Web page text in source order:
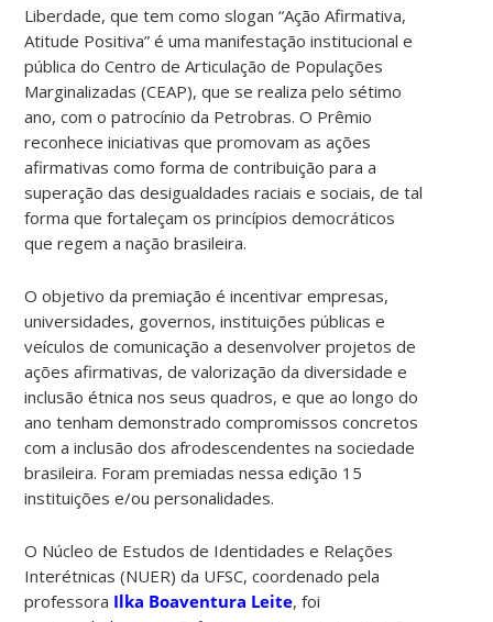
Liberdade, que tem como slogan “Ação Afirmativa,
Atitude Positiva” é uma manifestação institucional e
pública do Centro de Articulação de Populações
Marginalizadas (CEAP), que se realiza pelo sétimo
ano, com o patrocínio da Petrobras. O Prêmio
reconhece iniciativas que promovam as ações
afirmativas como forma de contribuição para a
superação das desigualdades raciais e sociais, de tal
forma que fortaleçam os princípios democráticos
que regem a nação brasileira.
O objetivo da premiação é incentivar empresas,
universidades, governos, instituições públicas e
veículos de comunicação a desenvolver projetos de
ações afirmativas, de valorização da diversidade e
inclusão étnica nos seus quadros, e que ao longo do
ano tenham demonstrado compromissos concretos
com a inclusão dos afrodescendentes na sociedade
brasileira. Foram premiadas nessa edição 15
instituições e/ou personalidades.
O Núcleo de Estudos de Identidades e Relações
Interétnicas (NUER) da UFSC, coordenado pela
professora Ilka Boaventura Leite, foi